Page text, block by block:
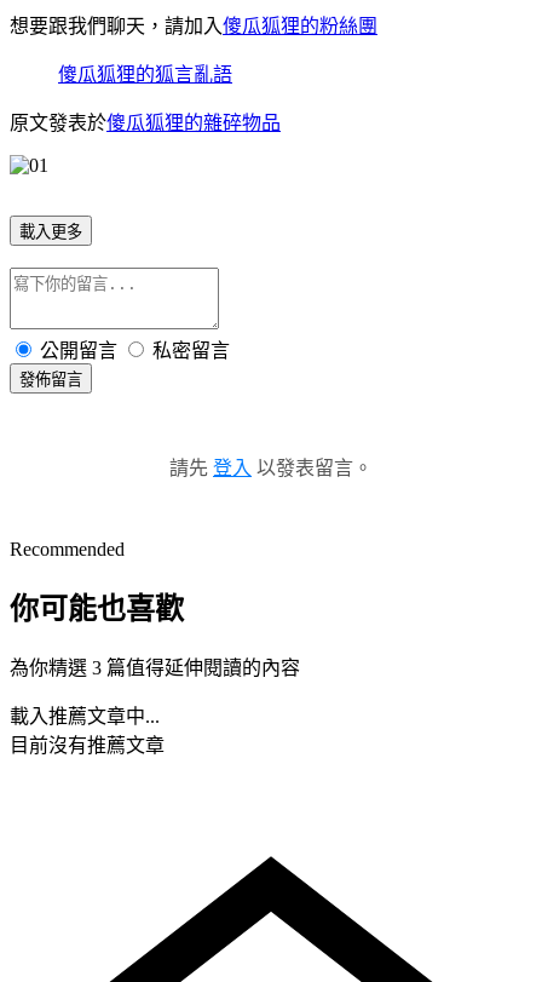
想要跟我們聊天，請加入傻瓜狐狸的粉絲團
傻瓜狐狸的狐言亂語
原文發表於傻瓜狐狸的雜碎物品
載入更多
公開留言 私密留言
發佈留言
請先 登入 以發表留言。
Recommended
你可能也喜歡
為你精選 3 篇值得延伸閱讀的內容
載入推薦文章中...
目前沒有推薦文章